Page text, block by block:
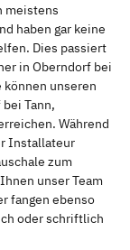
meistens
haben gar keine
Dies passiert
in Oberndorf bei
können unseren
Tann,
Während
Installateur
zum
unser Team
fangen ebenso
oder schriftlich